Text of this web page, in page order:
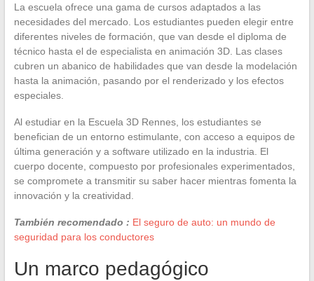
La escuela ofrece una gama de cursos adaptados a las
necesidades del mercado. Los estudiantes pueden elegir entre
diferentes niveles de formación, que van desde el diploma de
técnico hasta el de especialista en animación 3D. Las clases
cubren un abanico de habilidades que van desde la modelación
hasta la animación, pasando por el renderizado y los efectos
especiales.
Al estudiar en la Escuela 3D Rennes, los estudiantes se
benefician de un entorno estimulante, con acceso a equipos de
última generación y a software utilizado en la industria. El
cuerpo docente, compuesto por profesionales experimentados,
se compromete a transmitir su saber hacer mientras fomenta la
innovación y la creatividad.
También recomendado : El seguro de auto: un mundo de
seguridad para los conductores
Un marco pedagógico